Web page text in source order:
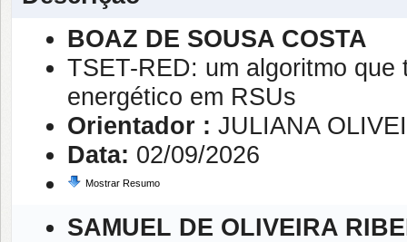
BOAZ DE SOUSA COSTA
TSET-RED: um algoritmo
energético em RSUs
Orientador : JULIANA
Data: 02/09/2026
Mostrar Resumo
SAMUEL DE OLIVEIRA